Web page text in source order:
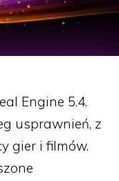
Engine 5.4.
usprawnień, z
gier i filmów.